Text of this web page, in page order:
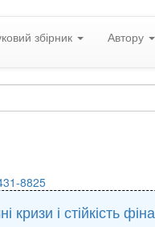
збірник Автору
8825
кризи і стійкість